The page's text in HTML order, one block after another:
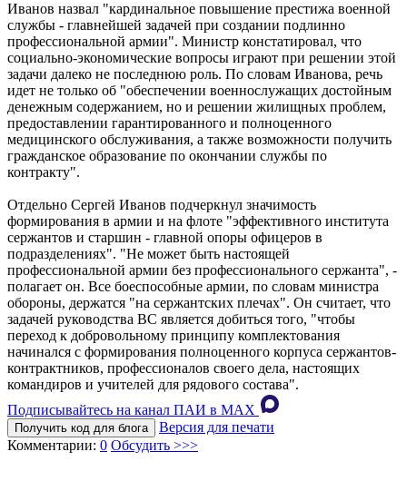
Иванов назвал "кардинальное повышение престижа военной
службы - главнейшей задачей при создании подлинно
профессиональной армии". Министр констатировал, что
социально-экономические вопросы играют при решении этой
задачи далеко не последнюю роль. По словам Иванова, речь
идет не только об "обеспечении военнослужащих достойным
денежным содержанием, но и решении жилищных проблем,
предоставлении гарантированного и полноценного
медицинского обслуживания, а также возможности получить
гражданское образование по окончании службы по
контракту".
Отдельно Сергей Иванов подчеркнул значимость
формирования в армии и на флоте "эффективного института
сержантов и старшин - главной опоры офицеров в
подразделениях". "Не может быть настоящей
профессиональной армии без профессионального сержанта", -
полагает он. Все боеспособные армии, по словам министра
обороны, держатся "на сержантских плечах". Он считает, что
задачей руководства ВС является добиться того, "чтобы
переход к добровольному принципу комплектования
начинался с формирования полноценного корпуса сержантов-
контрактников, профессионалов своего дела, настоящих
командиров и учителей для рядового состава".
Подписывайтесь на канал ПАИ в MAХ
Получить код для блога
Версия для печати
Комментарии: 0 Обсудить >>>